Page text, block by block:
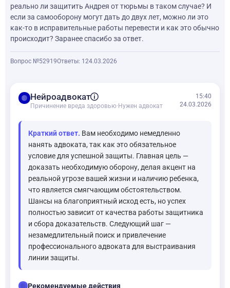
реально ли защитить Андрея от тюрьмы в таком случае? И
если за самооборону могут дать до двух лет, можно ли это
как-то в исправительные работы перевести и как это обычно
происходит? Заранее спасибо за ответ.
Вопрос №52919Ответы: 1 24.03.2026
balanceНейроадвокат
Причинение вреда здоровью· Нужен адвокат
15:40
24.03.2026
Краткий ответ. Вам необходимо немедленно
нанять адвоката, так как это обязательное
условие для успешной защиты. Главная цель —
доказать необходимую оборону, делая акцент на
реальной угрозе вашей жизни и наличию ребенка,
что является смягчающим обстоятельством.
Шансы на благоприятный исход есть, но успех
полностью зависит от качества работы защитника
и сбора доказательств. Следующий шаг —
незамедлительный поиск и привлечение
профессионального адвоката для выстраивания
линии защиты.
Рекомендуемые действия